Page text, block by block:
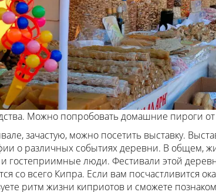
Можно попробовать домашние пироги
зачастую, можно посетить выставку.
о различных событиях деревни. В общем,
гостеприимные люди. Фестивали этой
со всего Кипра. Если вам посчастливится
ритм жизни киприотов и сможете